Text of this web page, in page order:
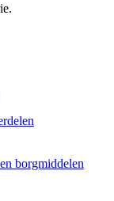
borgmiddelen